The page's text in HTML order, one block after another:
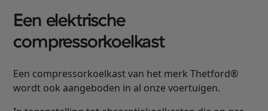
Een elektrische
compressorkoelkast
Een compressorkoelkast van het merk Thetford®
wordt ook aangeboden in al onze voertuigen.